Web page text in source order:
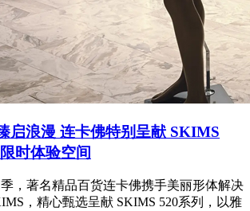
启浪漫 连卡佛特别呈献 SKIMS
时体验空间
，著名精品百货连卡佛携手美丽形体解决
，精心甄选呈献 SKIMS 520系列，以雅